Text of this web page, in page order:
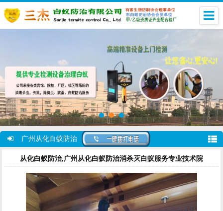
广州从化白蚁防治
从化白蚁防治,广州从化白蚁防治消杀灭白蚁服务专业技术院